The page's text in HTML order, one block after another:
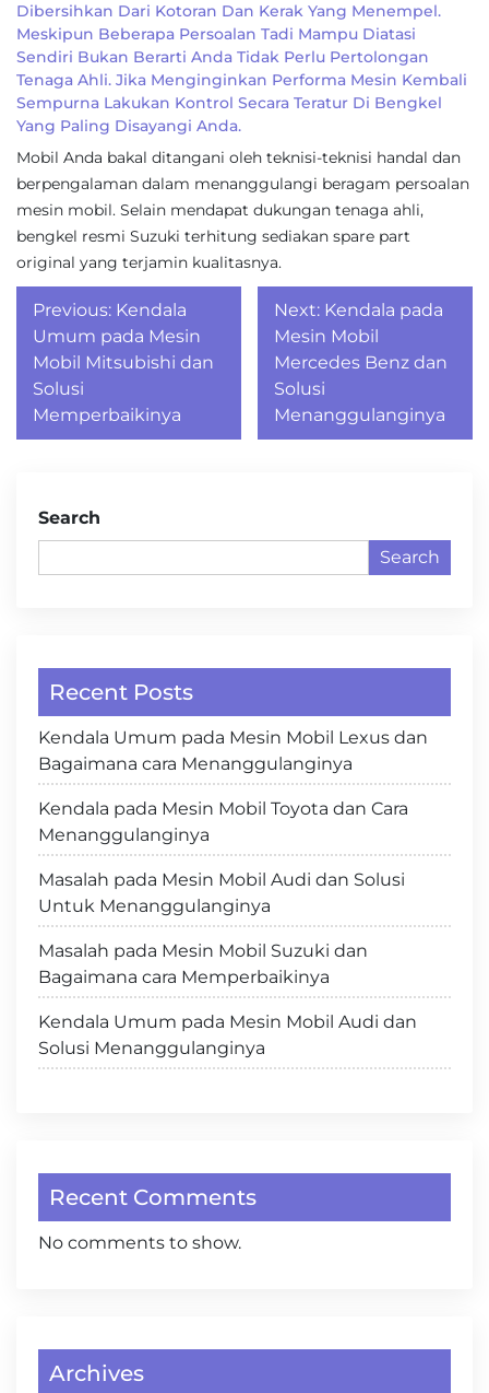
Dibersihkan Dari Kotoran Dan Kerak Yang Menempel.
Meskipun Beberapa Persoalan Tadi Mampu Diatasi
Sendiri Bukan Berarti Anda Tidak Perlu Pertolongan
Tenaga Ahli. Jika Menginginkan Performa Mesin Kembali
Sempurna Lakukan Kontrol Secara Teratur Di Bengkel
Yang Paling Disayangi Anda.
Mobil Anda bakal ditangani oleh teknisi-teknisi handal dan
berpengalaman dalam menanggulangi beragam persoalan
mesin mobil. Selain mendapat dukungan tenaga ahli,
bengkel resmi Suzuki terhitung sediakan spare part
original yang terjamin kualitasnya.
Post
navigation
Previous: Kendala
Umum pada Mesin
Mobil Mitsubishi dan
Solusi
Memperbaikinya
Next: Kendala pada
Mesin Mobil
Mercedes Benz dan
Solusi
Menanggulanginya
Search
Search
Recent Posts
Kendala Umum pada Mesin Mobil Lexus dan
Bagaimana cara Menanggulanginya
Kendala pada Mesin Mobil Toyota dan Cara
Menanggulanginya
Masalah pada Mesin Mobil Audi dan Solusi
Untuk Menanggulanginya
Masalah pada Mesin Mobil Suzuki dan
Bagaimana cara Memperbaikinya
Kendala Umum pada Mesin Mobil Audi dan
Solusi Menanggulanginya
Recent Comments
No comments to show.
Archives